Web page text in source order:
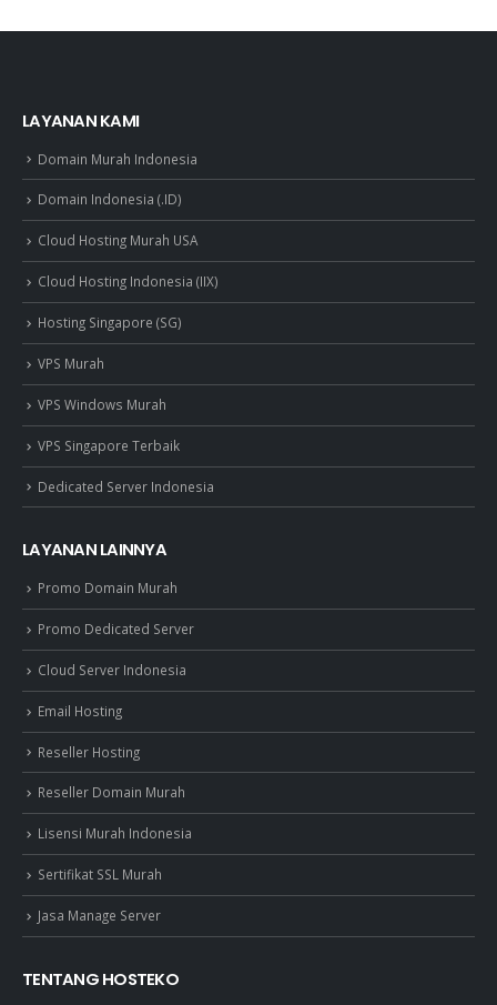
LAYANAN KAMI
Domain Murah Indonesia
Domain Indonesia (.ID)
Cloud Hosting Murah USA
Cloud Hosting Indonesia (IIX)
Hosting Singapore (SG)
VPS Murah
VPS Windows Murah
VPS Singapore Terbaik
Dedicated Server Indonesia
LAYANAN LAINNYA
Promo Domain Murah
Promo Dedicated Server
Cloud Server Indonesia
Email Hosting
Reseller Hosting
Reseller Domain Murah
Lisensi Murah Indonesia
Sertifikat SSL Murah
Jasa Manage Server
TENTANG HOSTEKO